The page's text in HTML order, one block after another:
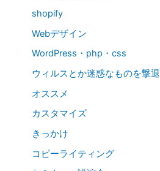
shopify
Webデザイン
WordPress・php・css
ウィルスとか迷惑なものを撃退
オススメ
カスタマイズ
きっかけ
コピーライティング